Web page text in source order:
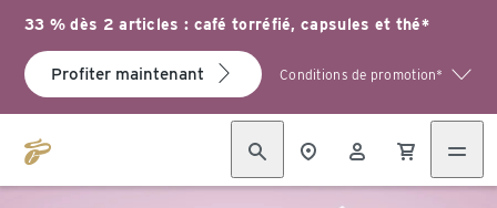
33 % dès 2 articles : café torréfié, capsules et thé*
Profiter maintenant Conditions de promotion*